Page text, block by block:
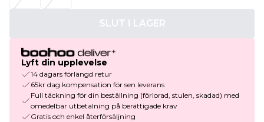
SLUT I LAGER
Lyft din upplevelse
14 dagars förlängd retur
65kr dag kompensation för sen leverans
Full täckning för din beställning (förlorad, stulen, skadad) med
omedelbar utbetalning på berättigade krav
Gratis och enkel återförsäljning